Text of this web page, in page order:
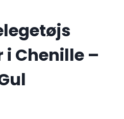
Chenille –